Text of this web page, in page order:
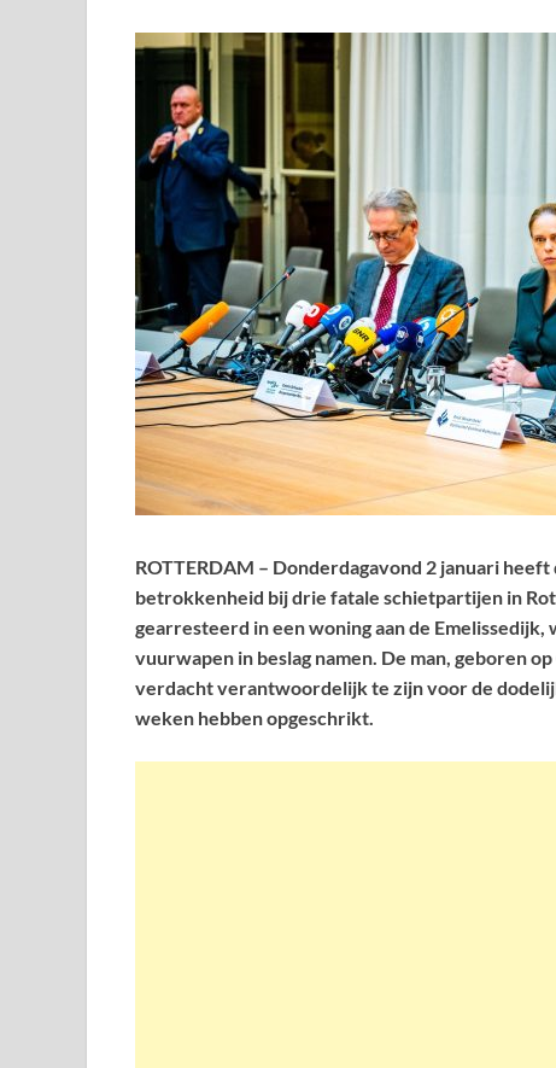
ROTTERDAM – Donderdagavond 2 januari
betrokkenheid bij drie fatale schietpartijen in
gearresteerd in een woning aan de
vuurwapen in beslag namen. De man, geboren
verdacht verantwoordelijk te zijn voor de
weken hebben opgeschrikt.